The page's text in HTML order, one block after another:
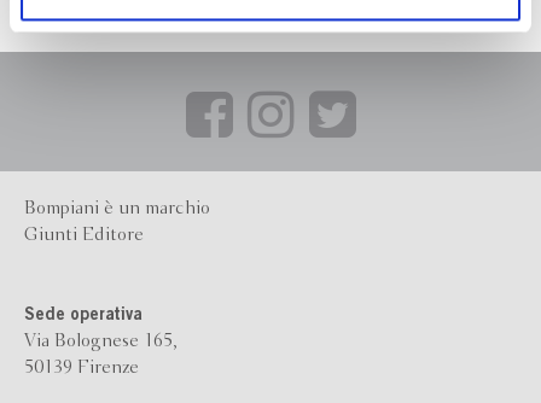
Bompiani è un marchio
Giunti Editore
Sede operativa
Via Bolognese 165,
50139 Firenze